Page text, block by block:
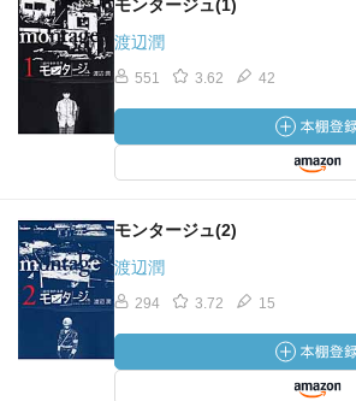
モンタージュ(1)
渡辺潤
551 3.62 42
モンタージュ(2)
渡辺潤
294 3.72 15